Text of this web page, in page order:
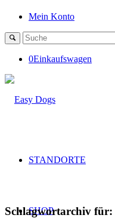
Mein Konto
0Einkaufswagen
STANDORTE
SHOP
Schlagwortarchiv für: